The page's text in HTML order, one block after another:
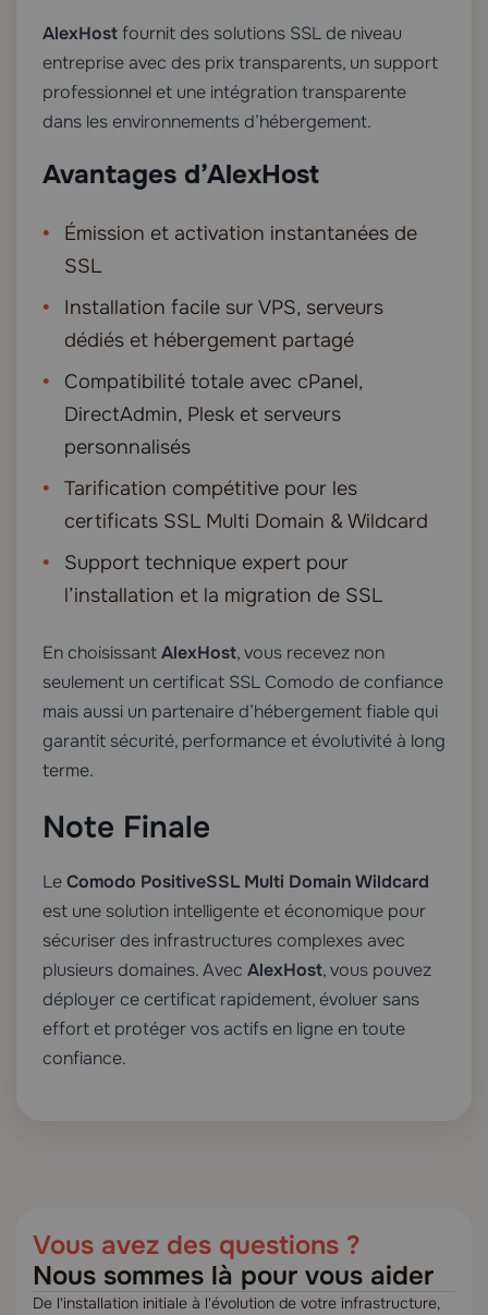
AlexHostfournit des solutions SSL de niveau
entreprise avec des prix transparents, un support
professionnel et une intégration transparente
dans les environnements d’hébergement.
Avantages d’AlexHost
Émission et activation instantanées de
SSL
Installation facile sur VPS, serveurs
dédiés et hébergement partagé
Compatibilité totale avec cPanel,
DirectAdmin, Plesk et serveurs
personnalisés
Tarification compétitive pour les
certificats SSL Multi Domain & Wildcard
Support technique expert pour
l’installation et la migration de SSL
En choisissantAlexHost, vous recevez non
seulement un certificat SSL Comodo de confiance
mais aussi un partenaire d’hébergement fiable qui
garantit sécurité, performance et évolutivité à long
terme.
Note Finale
LeComodo PositiveSSL Multi Domain Wildcard
est une solution intelligente et économique pour
sécuriser des infrastructures complexes avec
plusieurs domaines. Avec AlexHost, vous pouvez
déployer ce certificat rapidement, évoluer sans
effort et protéger vos actifs en ligne en toute
confiance.
Vous avez des questions ?
Nous sommes là pour vous aider
De l'installation initiale à l'évolution de votre infrastructure,